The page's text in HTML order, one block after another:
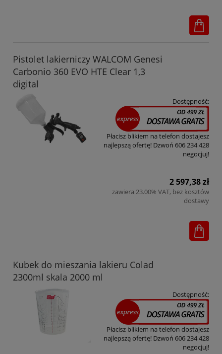
Pistolet lakierniczy WALCOM Genesi
Carbonio 360 EVO HTE Clear 1,3
digital
Dostępność:
Płacisz blikiem na telefon dostajesz
najlepszą ofertę! Dzwoń 606 234 428
negocjuj!
2 597,38 zł
zawiera 23.00% VAT, bez kosztów
dostawy
Kubek do mieszania lakieru Colad
2300ml skala 2000 ml
Dostępność:
Płacisz blikiem na telefon dostajesz
najlepszą ofertę! Dzwoń 606 234 428
negocjuj!